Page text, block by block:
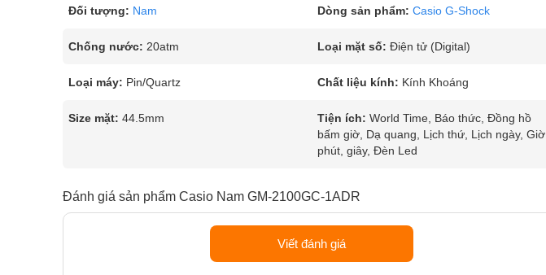
Đối tượng: Nam Dòng sản phẩm: Casio G-Shock
Chống nước: 20atm Loại mặt số: Điện tử (Digital)
Loại máy: Pin/Quartz Chất liệu kính: Kính Khoáng
Size mặt: 44.5mm Tiện ích: World Time, Báo thức, Đồng hồ
bấm giờ, Dạ quang, Lịch thứ, Lịch ngày, Giờ,
phút, giây, Đèn Led
Đánh giá sản phẩm Casio Nam GM-2100GC-1ADR
Viết đánh giá